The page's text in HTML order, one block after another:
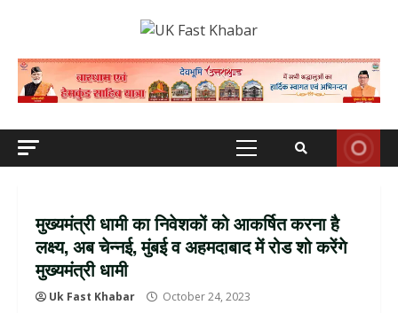
Primary
मुख्यमंत्री धामी का निवेशकों को आकर्षित करना है
लक्ष्य, अब चेन्नई, मुंबई व अहमदाबाद में रोड शो करेंगे
मुख्यमंत्री धामी
Uk Fast Khabar October 24, 2023